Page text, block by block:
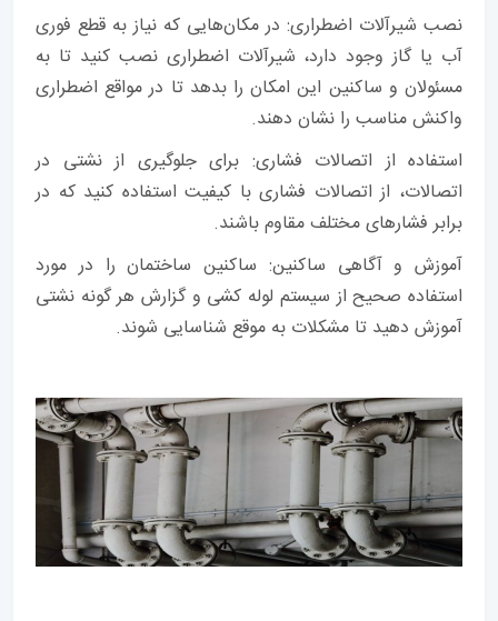
نصب شیرآلات اضطراری: در مکان‌هایی که نیاز به قطع فوری
آب یا گاز وجود دارد، شیرآلات اضطراری نصب کنید تا به
مسئولان و ساکنین این امکان را بدهد تا در مواقع اضطراری
واکنش مناسب را نشان دهند.
استفاده از اتصالات فشاری: برای جلوگیری از نشتی در
اتصالات، از اتصالات فشاری با کیفیت استفاده کنید که در
برابر فشارهای مختلف مقاوم باشند.
آموزش و آگاهی ساکنین: ساکنین ساختمان را در مورد
استفاده صحیح از سیستم لوله کشی و گزارش هر گونه نشتی
آموزش دهید تا مشکلات به موقع شناسایی شوند.